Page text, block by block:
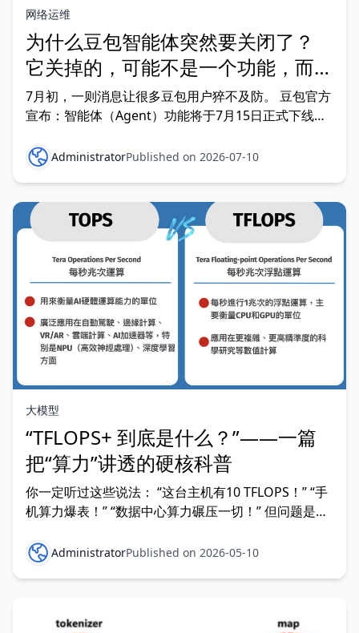
网络运维
为什么豆包智能体突然要关闭了？
它关掉的，可能不是一个功能，而是
整个AI行业的一次集体转向
7月初，一则消息让很多豆包用户猝不及防。 豆包官方
宣布：智能体（Agent）功能将于7月15日正式下线。
继续使用； 历史聊天数据需要自行备份； 到10月15日
之后，相关数据将按照隐私政策进行处理，无法再恢
AdministratorPublished on 2026-07-10
大模型
“TFLOPS+ 到底是什么？”——一篇
把“算力”讲透的硬核科普
你一定听过这些说法： “这台主机有10 TFLOPS！” “手
机算力爆表！” “数据中心算力碾压一切！” 但问题是
篇文章，我们不玩虚的，帮你彻底拆开
AdministratorPublished on 2026-05-10